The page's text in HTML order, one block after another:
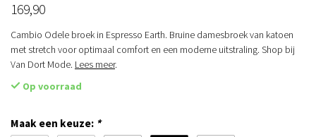
169,90
Cambio Odele broek in Espresso Earth. Bruine damesbroek van katoen
met stretch voor optimaal comfort en een moderne uitstraling. Shop bij
Van Dort Mode. Lees meer.
Op voorraad
Maak een keuze: *